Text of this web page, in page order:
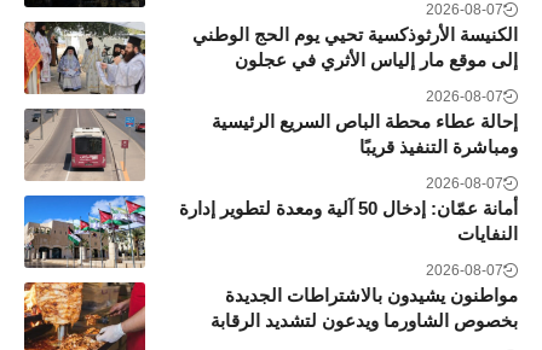
2026-08-07
الكنيسة الأرثوذكسية تحيي يوم الحج الوطني
إلى موقع مار إلياس الأثري في عجلون
2026-08-07
إحالة عطاء محطة الباص السريع الرئيسية
ومباشرة التنفيذ قريبًا
2026-08-07
أمانة عمّان: إدخال 50 آلية ومعدة لتطوير إدارة
النفايات
2026-08-07
مواطنون يشيدون بالاشتراطات الجديدة
بخصوص الشاورما ويدعون لتشديد الرقابة